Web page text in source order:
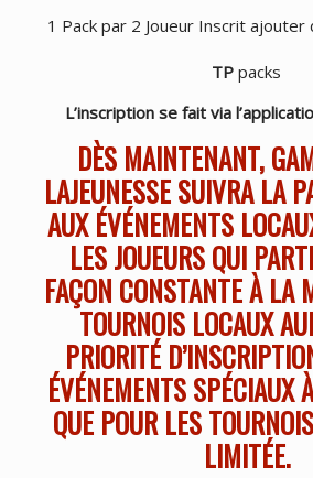
1 Pack par 2 Joueur Inscrit ajouter
TP packs
L’inscription se fait via
DÈS MAINTENANT,
LAJEUNESSE SUIVRA LA
AUX ÉVÉNEMENTS
LES JOUEURS QUI
FAÇON CONSTANTE À LA
TOURNOIS LOCAUX
PRIORITÉ
ÉVÉNEMENTS SPÉCIAUX
QUE POUR LES
LIMITÉE.